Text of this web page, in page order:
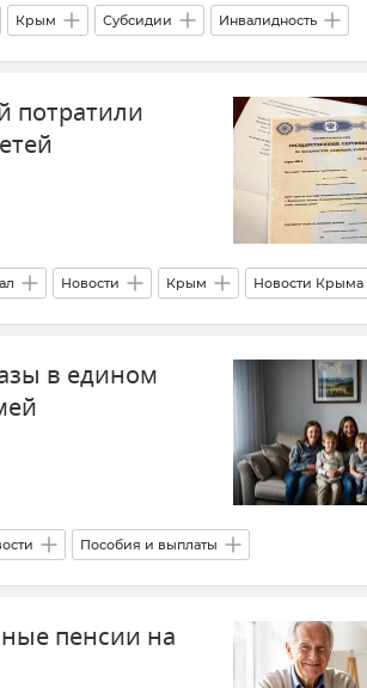
Крым Субсидии Инвалидность
потратили
Новости Крым Новости Крыма
в России
в едином
Пособия и выплаты
пенсии на